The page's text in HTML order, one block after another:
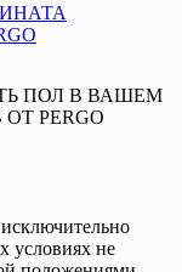
ПОЛ В ВАШЕМ
PERGO
условиях не